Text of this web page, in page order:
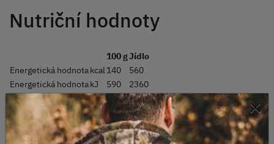
Nutriční hodnoty
100 gJídlo
Energetická hodnotakcal140
560
Energetická hodnotakJ 590
2360
Tuk
g 4,3
17,0
Nasycené tuky
1,4
5,5
Bílkoviny
g 7,8
31,0
×